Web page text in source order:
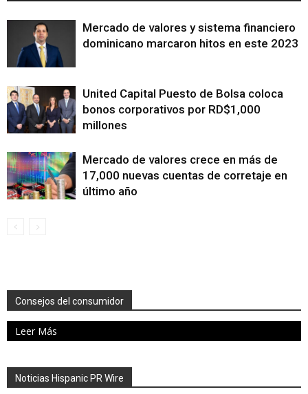
Mercado de valores y sistema financiero
dominicano marcaron hitos en este 2023
United Capital Puesto de Bolsa coloca
bonos corporativos por RD$1,000
millones
Mercado de valores crece en más de
17,000 nuevas cuentas de corretaje en
último año
Consejos del consumidor
Leer Más
Noticias Hispanic PR Wire